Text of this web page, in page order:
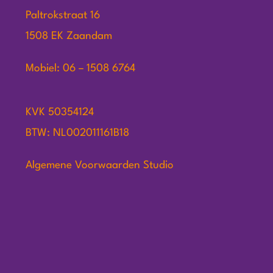
Paltrokstraat 16
1508 EK Zaandam
Mobiel: 06 – 1508 6764
KVK 50354124
BTW: NL002011161B18
Algemene Voorwaarden Studio